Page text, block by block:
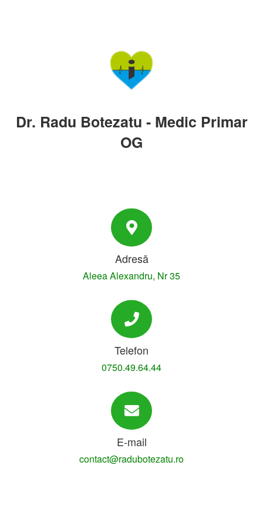
Dr. Radu Botezatu - Medic Primar
OG
Adresă
Aleea Alexandru, Nr 35
Telefon
0750.49.64.44
E-mail
contact@radubotezatu.ro